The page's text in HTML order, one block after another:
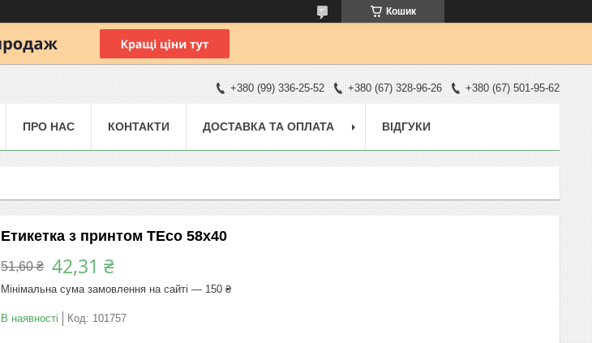
Кошик
+380 (99) 336-25-52 +380 (67) 328-96-26 +380 (67) 501-95-62
ПРО НАС КОНТАКТИ ДОСТАВКА ТА ОПЛАТА ВІДГУКИ
Етикетка з принтом TEco 58x40
51,60 ₴ 42,31 ₴
Мінімальна сума замовлення на сайті — 150 ₴
В наявності Код: 101757